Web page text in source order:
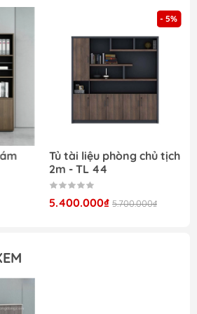
trung tâm: Để vật dụng thường
giúp thao tác nhanh chóng.
và khoang kín phía dưới: Lưu
trọng, đảm bảo sự gọn gàng
bên phải: Tăng không gian
hợp với phòng lãnh đạo có
giúp tối ưu diện tích, tạo sự
đạo cao cấp - TLĐ 03
cao cấp – Độ
- 5%
Tủ tài liệu phòng chủ tịch
2m - TL 44
5.400.000₫ 5.700.000₫